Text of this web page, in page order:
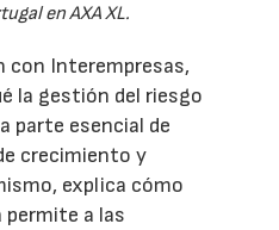
en AXA XL.
con Interempresas,
la gestión del riesgo
parte esencial de
crecimiento y
explica cómo
a las